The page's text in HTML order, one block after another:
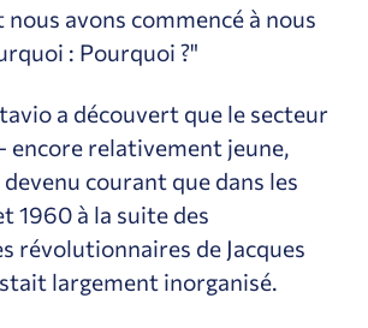
nous avons commencé à nous
: Pourquoi ?"
a découvert que le secteur
encore relativement jeune,
courant que dans les
1960 à la suite des
révolutionnaires de Jacques
largement inorganisé.